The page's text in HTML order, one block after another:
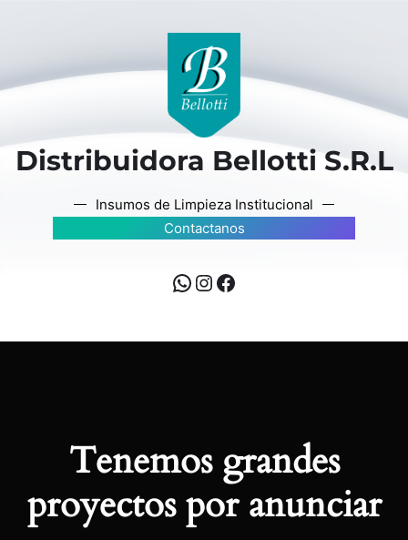
Distribuidora Bellotti S.R.L
Insumos de Limpieza Institucional
Contactanos
Tenemos grandes
proyectos por anunciar